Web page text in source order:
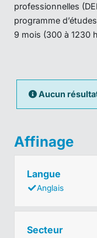
professionnelles
programme
9 mois (300 à 1230
Aucun
Affinage
Langue
Anglais
Secteur